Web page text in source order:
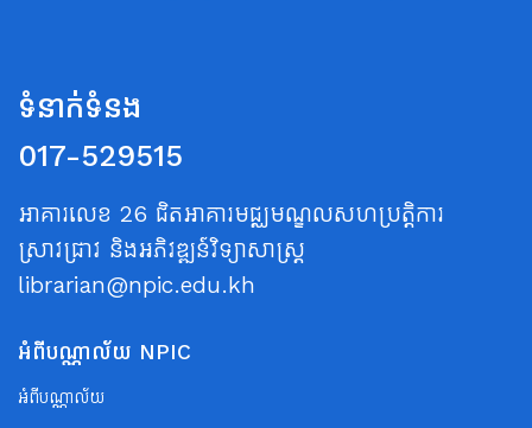
ទំនាក់ទំនង
017-529515
អាគារលេខ 26 ជិតអាគារមជ្ឈមណ្ឌលសហប្រត្តិការ
ស្រាវជ្រាវ និងអភិវឌ្ឍន៍វិទ្យាសាស្ត្រ
librarian@npic.edu.kh
អំពីបណ្ណាល័យ NPIC
អំពីបណ្ណាល័យ